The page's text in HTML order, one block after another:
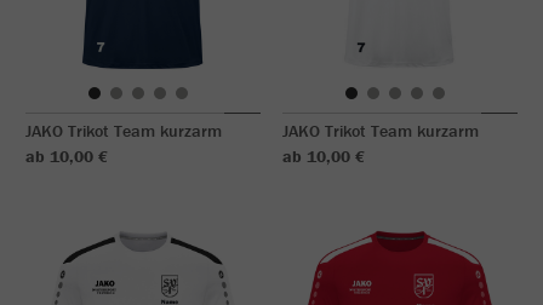
JAKO Trikot Team kurzarm
ab 10,00 €
JAKO Trikot Team kurzarm
ab 10,00 €